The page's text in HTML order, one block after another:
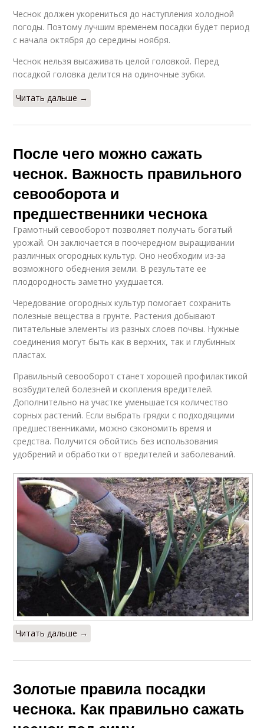
Чеснок должен укорениться до наступления холодной
погоды. Поэтому лучшим временем посадки будет период
с начала октября до середины ноября.
Чеснок нельзя высаживать целой головкой. Перед
посадкой головка делится на одиночные зубки.
Читать дальше →
После чего можно сажать
чеснок. Важность правильного
севооборота и
предшественники чеснока
Грамотный севооборот позволяет получать богатый
урожай. Он заключается в поочередном выращивании
различных огородных культур. Оно необходим из-за
возможного обеднения земли. В результате ее
плодородность заметно ухудшается.
Чередование огородных культур помогает сохранить
полезные вещества в грунте. Растения добывают
питательные элементы из разных слоев почвы. Нужные
соединения могут быть как в верхних, так и глубинных
пластах.
Правильный севооборот станет хорошей профилактикой
возбудителей болезней и скопления вредителей.
Дополнительно на участке уменьшается количество
сорных растений. Если выбрать грядки с подходящими
предшественниками, можно сэкономить время и
средства. Получится обойтись без использования
удобрений и обработки от вредителей и заболеваний.
Читать дальше →
Золотые правила посадки
чеснока. Как правильно сажать